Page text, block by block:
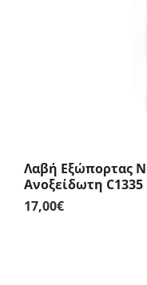
Λαβή Εξώπορτας
Ανοξείδωτη C1335
17,00€